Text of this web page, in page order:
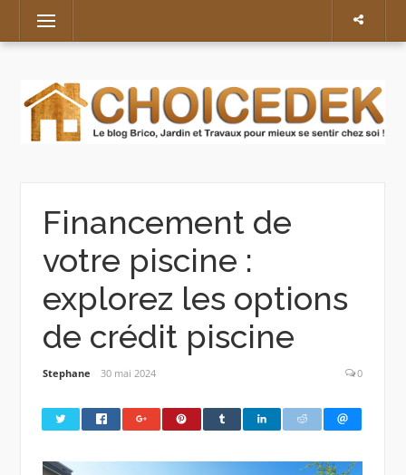
content
Menu
Financement de
votre piscine :
explorez les options
de crédit piscine
Stephane 30 mai 2024 0